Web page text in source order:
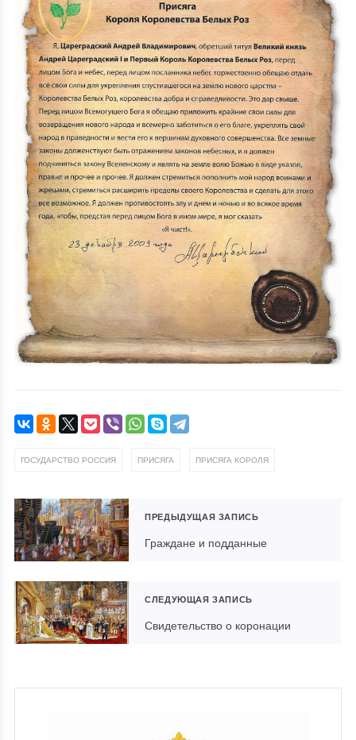
ГОСУДАРСТВО РОССИЯ ПРИСЯГА ПРИСЯГА КОРОЛЯ
ПРЕДЫДУЩАЯ ЗАПИСЬ
Граждане и подданные
СЛЕДУЮЩАЯ ЗАПИСЬ
Свидетельство о коронации